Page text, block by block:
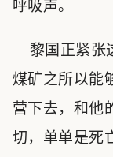
呼吸声。
黎国正紧张
煤矿之所以能
营下去，和他
切，单单是死